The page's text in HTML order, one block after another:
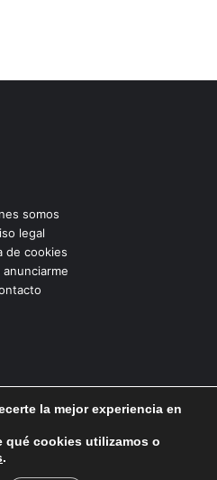
somos
legal
de cookies
los derechos reservados |
la mejor experiencia en
qué cookies utilizamos o
.